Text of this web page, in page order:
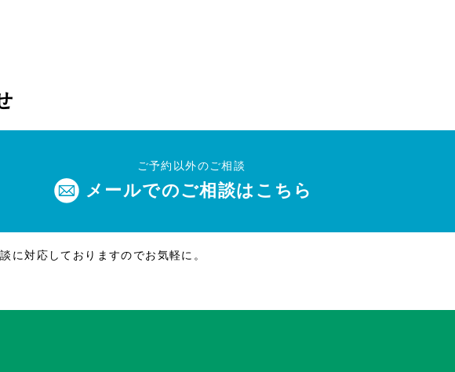
ご予約以外のご相談
メールでのご相談はこちら
に対応しておりますのでお気軽に。